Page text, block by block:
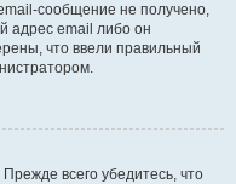
сообщение не получено,
адрес email либо он
что ввели правильный
всего убедитесь, что